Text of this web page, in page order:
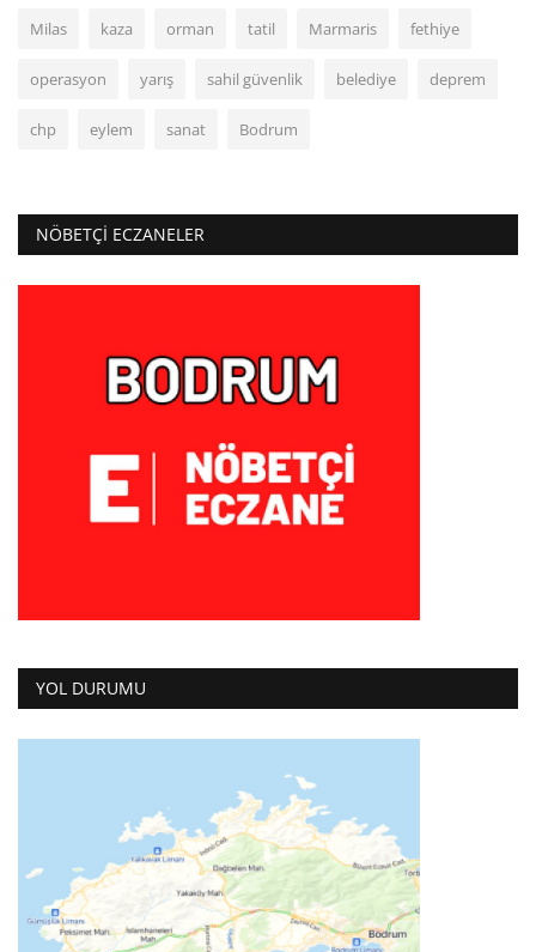
Milas kaza orman tatil Marmaris fethiye
operasyon yarış sahil güvenlik belediye deprem
chp eylem sanat Bodrum
NÖBETÇI ECZANELER
YOL DURUMU